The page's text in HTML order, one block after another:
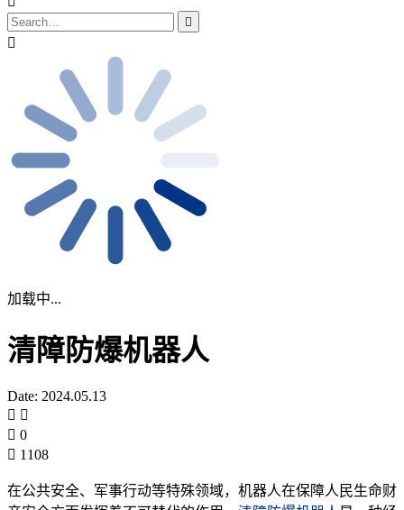
加载中...
清障防爆机器人
Date: 2024.05.13
0
1108
在公共安全、军事行动等特殊领域，机器人在保障人民生命财